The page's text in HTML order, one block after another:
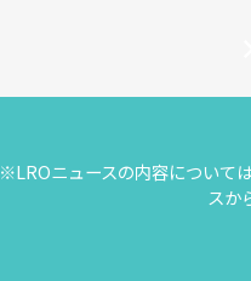
※LROニュースの内容について
スか